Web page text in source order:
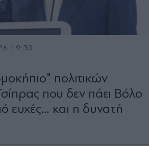
19:30
πολιτικών
που δεν πάει Βόλο
ευχές… και η δυνατή